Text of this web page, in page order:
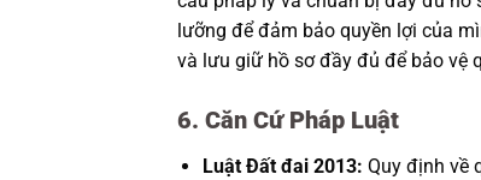
lưỡng để đảm bảo quyền lợi của
và lưu giữ hồ sơ đầy đủ để bảo vệ
6. Căn Cứ Pháp Luật
Luật Đất đai 2013: Quy định về